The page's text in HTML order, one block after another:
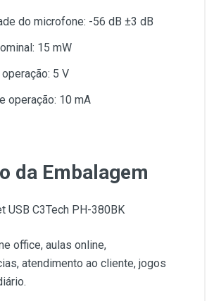
do microfone: -56 dB ±3 dB
15 mW
5 V
operação: 10 mA
da Embalagem
USB C3Tech PH-380BK
office, aulas online,
atendimento ao cliente, jogos